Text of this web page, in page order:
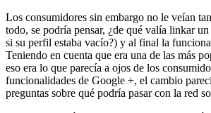
Los consumidores sin embargo no le veían
todo, se podría pensar, ¿de qué valía linkar
si su perfil estaba vacío?) y al final la
Teniendo en cuenta que era una de las más
eso era lo que parecía a ojos de los
funcionalidades de Google +, el cambio
preguntas sobre qué podría pasar con la red